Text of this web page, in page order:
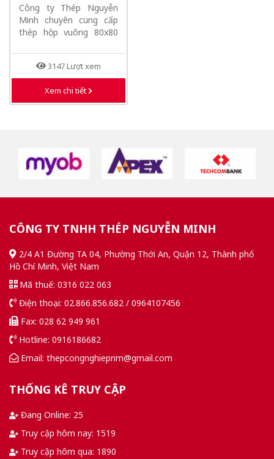
Công ty Thép Nguyễn
Minh chuyên cung cấp
thép hộp vuông 80x80
3147 Lượt xem
Xem chi tiết
CÔNG TY TNHH THÉP NGUYỄN MINH
2/4 A1 Đường TA 04, Phường Thới An, Quận 12, Thành phố
Hồ Chí Minh, Việt Nam
Mã thuế: 0316 022 063
Điện thoại: 02.866.856.682 / 0964107456
Fax: 028 62 949 961
Hotline: 0916186682
Email: thepcongnghiepnm@gmail.com
THỐNG KÊ TRUY CẬP
Đang Online: 25
Truy cập hôm nay: 1519
Truy cập hôm qua: 1890